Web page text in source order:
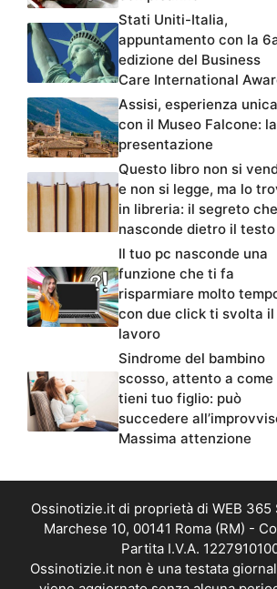
Stati Uniti-Italia,
appuntamento con la
edizione del Business
Care International
Assisi, esperienza unica
con il Museo Falcone: la
presentazione
Questo libro non si
e non si legge, ma lo
in libreria: il segreto
nasconde dietro il testo
Il tuo pc nasconde una
funzione che ti fa
risparmiare molto
con due click ti svolta il
lavoro
Sindrome del bambino
scosso, attento a come
tieni tuo figlio: può
succedere
Massima attenzione
Ossinotizie.it di proprietà di WEB 365
Marchese 10, 00141 Roma (RM) -
Partita I.V.A.
Ossinotizie.it non è una testata